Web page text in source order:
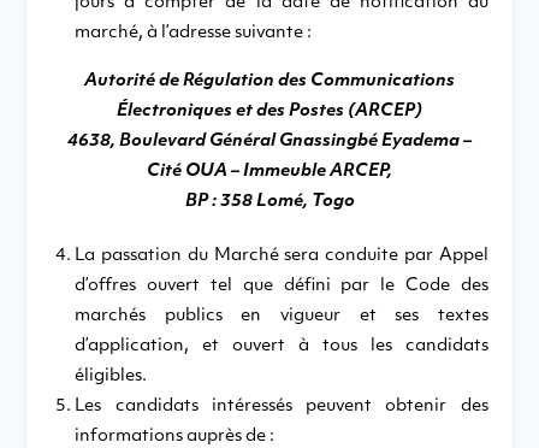
marché, à l’adresse suivante :
Autorité de Régulation des Communications
Électroniques et des Postes (ARCEP)
4638, Boulevard Général Gnassingbé Eyadema –
Cité OUA – Immeuble ARCEP,
BP : 358 Lomé, Togo
La passation du Marché sera conduite par Appel
d’offres ouvert tel que défini par le Code des
marchés publics en vigueur et ses textes
d’application, et ouvert à tous les candidats
éligibles.
Les candidats intéressés peuvent obtenir des
informations auprès de :